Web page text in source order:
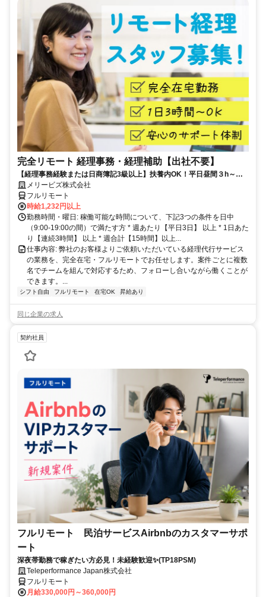
完全リモート 経理事務・経理補助【出社不要】
【経理事務経験または日商簿記3級以上】扶養内OK！平日昼間３h～。
完全在宅で育児・介護中の方も大歓迎♪
メリービズ株式会社
フルリモート
時給1,232円以上
勤務時間・曜日: 稼働可能な時間について、下記3つの条件を日中
（9:00-19:00の間）で満たす方 * 週あたり【平日3日】 以上 * 1日あた
り【連続3時間】 以上 * 週合計【15時間】以上...
仕事内容: 弊社のお客様よりご依頼いただいている経理代行サービス
の業務を、完全在宅・フルリモートでお任せします。案件ごとに複数
名でチームを組んで対応するため、フォローし合いながら働くことが
できます。...
シフト自由 フルリモート 在宅OK 昇給あり
同じ企業の求人
契約社員
フルリモート 民泊サービスAirbnbのカスタマーサポ
ート
深夜帯勤務で稼ぎたい方必見！未経験歓迎✨(TP18PSM)
Teleperformance Japan株式会社
フルリモート
月給330,000円～360,000円